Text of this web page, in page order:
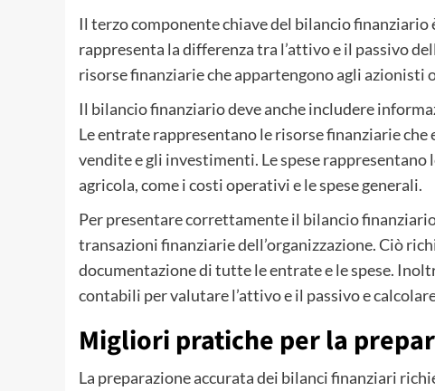
Il terzo componente chiave del bilancio
rappresenta la differenza tra l’attivo e il passivo
risorse finanziarie che appartengono agli azionisti
Il bilancio finanziario deve anche includere
Le entrate rappresentano le risorse finanziarie
vendite e gli investimenti. Le spese
agricola, come i costi operativi e le spese generali.
Per presentare correttamente il bilancio
transazioni finanziarie dell’organizzazione. Ciò
documentazione di tutte le entrate e le spese.
contabili per valutare l’attivo e il passivo e
Migliori pratiche per la
La preparazione accurata dei bilanci finanziari